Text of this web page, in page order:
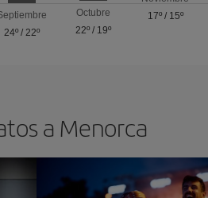
24º/ 22º
Octubre
22º / 19º
17º/ 15º
a Menorca